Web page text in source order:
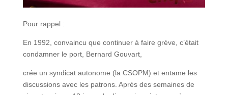
Pour rappel :
En 1992, convaincu que continuer à faire grève, c’était
condamner le port, Bernard Gouvart,
crée un syndicat autonome (la CSOPM) et entame les
discussions avec les patrons. Après des semaines de